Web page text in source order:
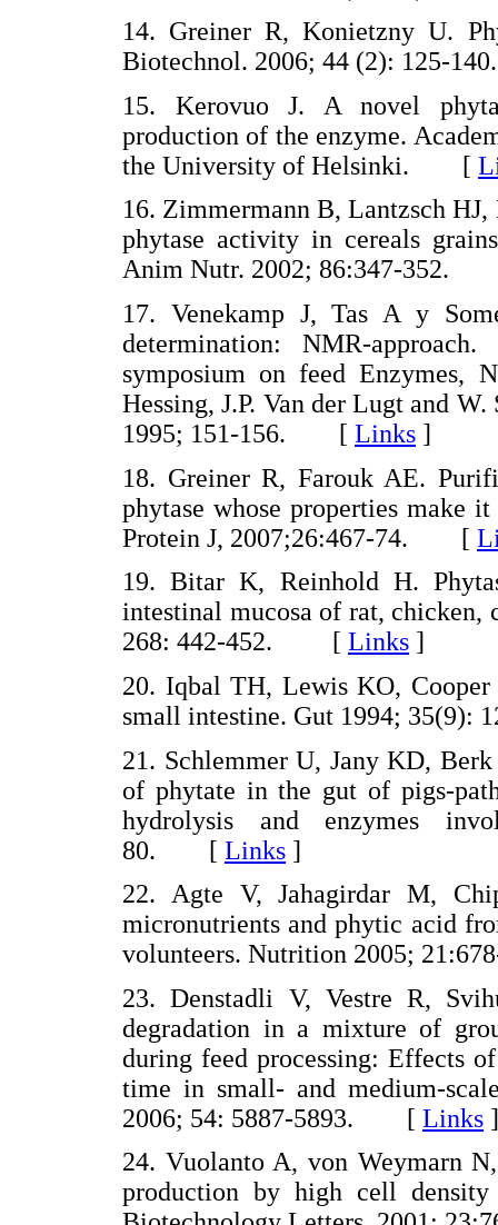
14. Greiner R, Konietzny U.
Biotechnol. 2006; 44 (2):
15. Kerovuo J. A novel
production of the enzyme.
the University of Helsinki. [
16. Zimmermann B, Lantzsch
phytase activity in cereals
Anim Nutr. 2002; 86:347-
17. Venekamp J, Tas A y
determination: NMR-
symposium on feed Enzymes,
Hessing, J.P. Van der Lugt and
1995; 151-156. [ Links ]
18. Greiner R, Farouk AE.
phytase whose properties make
Protein J, 2007;26:467-74. [
19. Bitar K, Reinhold H.
intestinal mucosa of rat,
268: 442-452.
[ Links ]
20. Iqbal TH, Lewis KO,
small intestine. Gut 1994;
21. Schlemmer U, Jany KD,
of phytate in the gut of pigs-
hydrolysis and enzymes
80. [ Links ]
22. Agte V, Jahagirdar M,
micronutrients and phytic acid
volunteers. Nutrition 2005;
23. Denstadli V, Vestre R,
degradation in a mixture of
during feed processing: Effects
time in small- and medium-
2006; 54: 5887-5893. [ Links ]
24. Vuolanto A, von Weymarn
production by high cell